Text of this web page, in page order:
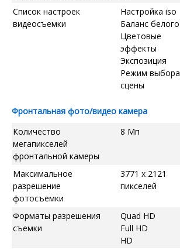
Список настроек
видеосъемки
Настройка iso
Баланс белого
Цветовые
эффекты
Экспозиция
Режим выбора
сцены
Фронтальная фото/видео камера
Количество
мегапикселей
фронтальной камеры
8 Мп
Максимальное
разрешение
фотосъемки
3771 x 2121
пикселей
Форматы разрешения
съемки
Quad HD
Full HD
HD